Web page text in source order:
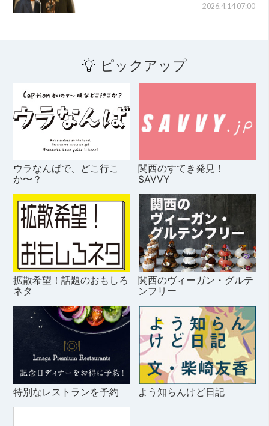
2026.4.14 07:00
ピックアップ
ウラなんばで、どこ行こ
か〜？
関西のすてき発見！
SAVVY
拡散希望！話題のおもしろ
ネタ
関西のヴィーガン・グルテ
ンフリー
特別なレストランを予約 よう知らんけど日記